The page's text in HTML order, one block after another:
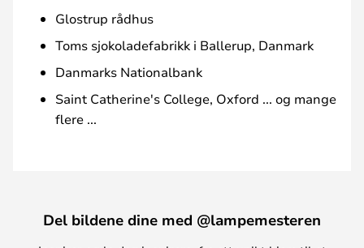
Glostrup rådhus
Toms sjokoladefabrikk i Ballerup, Danmark
Danmarks Nationalbank
Saint Catherine's College, Oxford ... og mange
flere ...
Del bildene dine med @lampemesteren